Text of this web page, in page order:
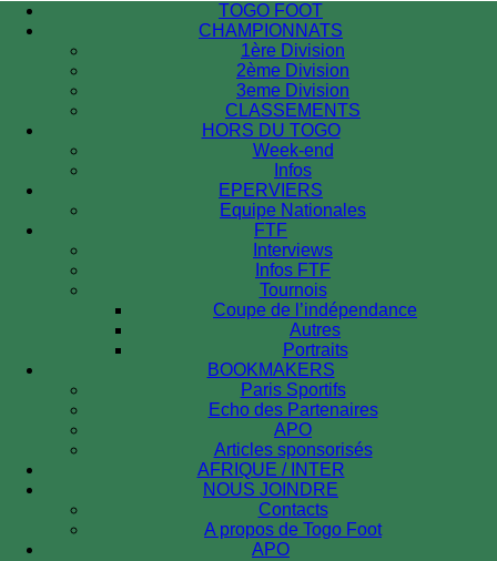
TOGO FOOT
CHAMPIONNATS
1ère Division
2ème Division
3eme Division
CLASSEMENTS
HORS DU TOGO
Week-end
Infos
EPERVIERS
Equipe Nationales
FTF
Interviews
Infos FTF
Tournois
Coupe de l’indépendance
Autres
Portraits
BOOKMAKERS
Paris Sportifs
Echo des Partenaires
APO
Articles sponsorisés
AFRIQUE / INTER
NOUS JOINDRE
Contacts
A propos de Togo Foot
APO